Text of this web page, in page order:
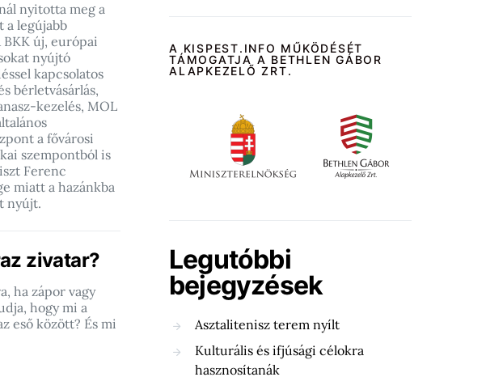
nyitotta meg a
a legújabb
új, európai
nyújtó
kapcsolatos
bérletvásárlás,
kezelés, MOL
a fővárosi
szempontból is
Ferenc
miatt a hazánkba
nyújt.
zivatar?
ha zápor vagy
hogy mi a
eső között? És mi
A KISPEST.INFO MŰKÖDÉSÉT
TÁMOGATJA A BETHLEN GÁBOR
ALAPKEZELŐ ZRT.
Legutóbbi
bejegyzések
Asztalitenisz terem nyílt
Kulturális és ifjúsági célokra
hasznosítanák